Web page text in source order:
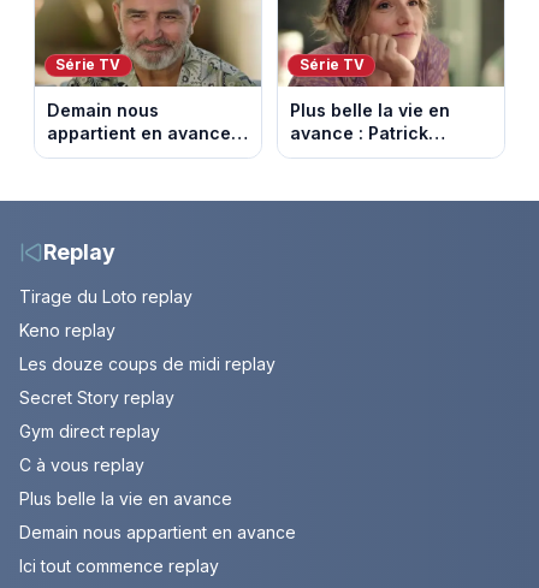
Série TV
Demain nous
appartient en avance:
Alex révèle son lourd
août 2026.
Série TV
Plus belle la vie en
avance : Patrick
victime d’un malaise.
2026 (spoiler)
Replay
Tirage du Loto replay
Keno replay
Les douze coups de midi replay
Secret Story replay
Gym direct replay
C à vous replay
Plus belle la vie en avance
Demain nous appartient en avance
Ici tout commence replay